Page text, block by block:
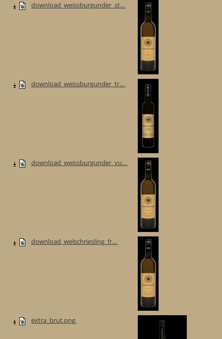
download_weissburgunder_st...
download_weissburgunder_tr...
download_weissburgunder_vu...
download_welschriesling_fr...
extra_brut.png